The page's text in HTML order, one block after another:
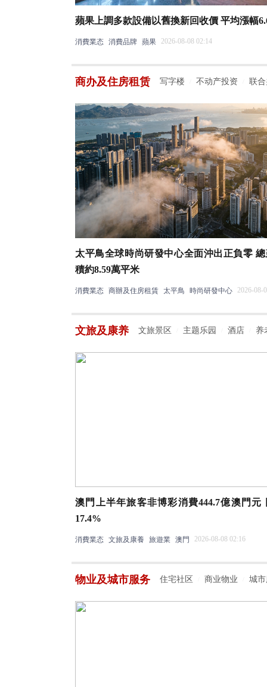
蘋果上調多款設備以舊換新回收價 平均漲幅
消費業态 消費品牌 蘋果 2026-08-08 02:14
商办及住房租赁 写字楼 不动产投资 联
太平鳥全球時尚研發中心全面沖出正負零
積約8.59萬平米
消費業态 商辦及住房租賃 太平鳥 時尚研發中心 2026-08-
文旅及康养 文旅景区 主题乐园 酒店 养
澳門上半年旅客非博彩消費444.7億澳門元
17.4%
消費業态 文旅及康養 旅遊業 澳門 2026-08-08 02:16
物业及城市服务 住宅社区 商业物业 城